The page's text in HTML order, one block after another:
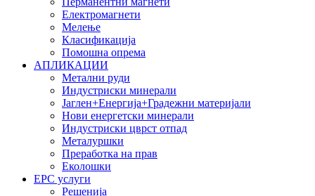
Електромагнети
Мелење
Класификација
Помошна опрема
АПЛИКАЦИИ
Метални руди
Индустриски минерали
Јаглен+Енергија+Градежни материјали
Нови енергетски минерали
Индустриски цврст отпад
Металуршки
Преработка на прав
Еколошки
EPC услуги
Решенија